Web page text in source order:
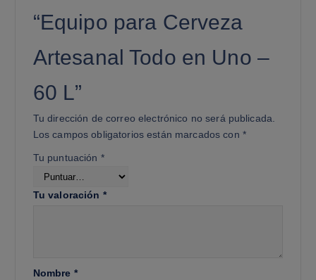
“Equipo para Cerveza
Artesanal Todo en Uno –
60 L”
Tu dirección de correo electrónico no será publicada.
Los campos obligatorios están marcados con *
Tu puntuación *
Tu valoración *
Nombre *